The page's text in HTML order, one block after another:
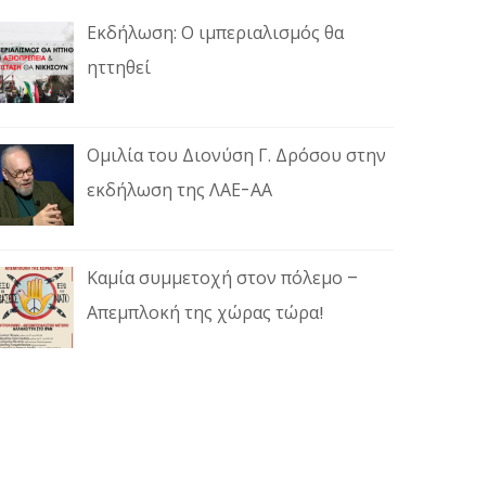
Εκδήλωση: Ο ιμπεριαλισμός θα
ηττηθεί
Ομιλία του Διονύση Γ. Δρόσου στην
εκδήλωση της ΛΑΕ-ΑΑ
Καμία συμμετοχή στον πόλεμο –
Απεμπλοκή της χώρας τώρα!